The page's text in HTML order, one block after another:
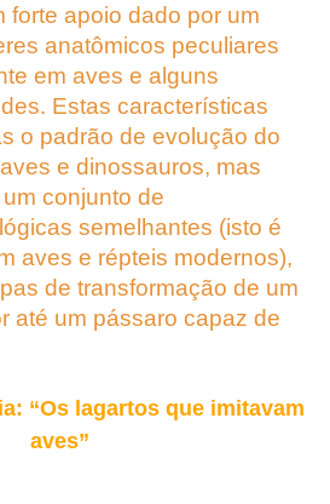
forte apoio dado por um
anatômicos peculiares
em aves e alguns
Estas características
o padrão de evolução do
e dinossauros, mas
conjunto de
semelhantes (isto é
aves e répteis modernos),
de transformação de um
até um pássaro capaz de
“Os lagartos que imitavam
aves”